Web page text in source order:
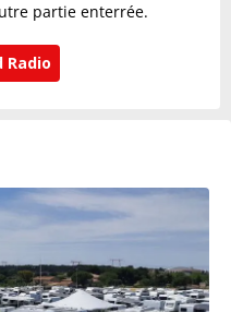
partie enterrée.
Radio